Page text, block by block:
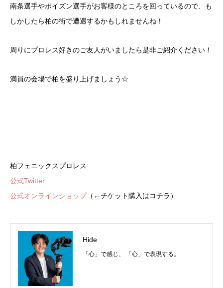
南条選手やポイズン選手がお客様のところを回っているので、も
しかしたら柏の街で遭遇するかもしれませんね！
周りにプロレス好きのご友人がいましたら是非ご紹介ください！
満員の会場で柏を盛り上げましょう☆
柏フェニックスプロレス
公式Twitter
公式オンラインショップ（←チケット購入はコチラ）
Hide
「心」で感じ、 「心」で表現する。